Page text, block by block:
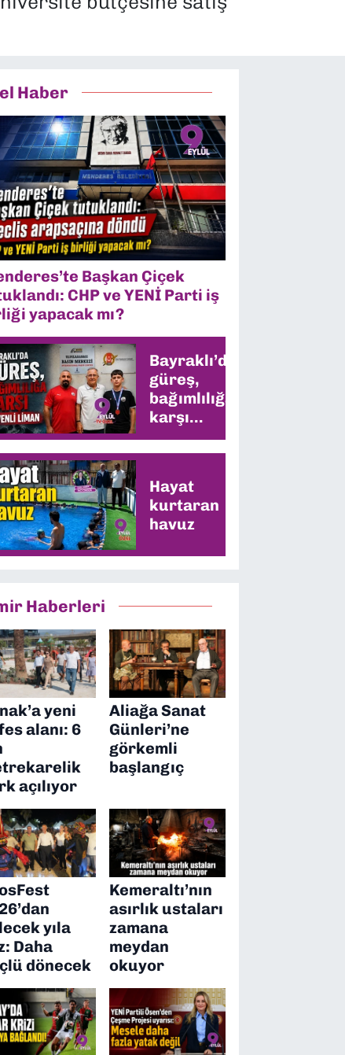
Haber
Başkan Çiçek
CHP ve YENİ Parti iş
yapacak mı?
Bayraklı’da
güreş,
bağımlılığa
karşı
güvenli
liman
Hayat
kurtaran
havuz
Haberleri
yeni
alanı: 6
açılıyor
Aliağa Sanat
Günleri’ne
görkemli
başlangıç
yıla
Daha
dönecek
Kemeraltı’nın
asırlık ustaları
zamana
meydan
okuyor